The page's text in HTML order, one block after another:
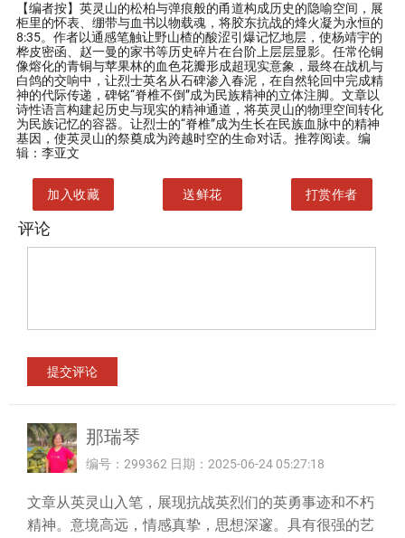
【编者按】 英灵山的松柏与弹痕般的甬道构成历史的隐喻空间，展
柜里的怀表、绷带与血书以物载魂，将胶东抗战的烽火凝为永恒的
8:35。作者以通感笔触让野山楂的酸涩引爆记忆地层，使杨靖宇的
桦皮密函、赵一曼的家书等历史碎片在台阶上层层显影。任常伦铜
像熔化的青铜与苹果林的血色花瓣形成超现实意象，最终在战机与
白鸽的交响中，让烈士英名从石碑渗入春泥，在自然轮回中完成精
神的代际传递，碑铭“脊椎不倒”成为民族精神的立体注脚。文章以
诗性语言构建起历史与现实的精神通道，将英灵山的物理空间转化
为民族记忆的容器。让烈士的“脊椎”成为生长在民族血脉中的精神
基因，使英灵山的祭奠成为跨越时空的生命对话。推荐阅读。编
辑：李亚文
加入收藏 送鲜花 打赏作者
评论
那瑞琴
编号：299362 日期：2025-06-24 05:27:18
文章从英灵山入笔，展现抗战英烈们的英勇事迹和不朽
精神。意境高远，情感真挚，思想深邃。具有很强的艺